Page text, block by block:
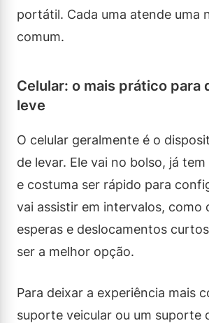
portátil. Cada uma atende uma
comum.
Celular: o mais prático para
leve
O celular geralmente é o
de levar. Ele vai no bolso, já
e costuma ser rápido para
vai assistir em intervalos, como
esperas e deslocamentos
ser a melhor opção.
Para deixar a experiência mais
suporte veicular ou um suporte